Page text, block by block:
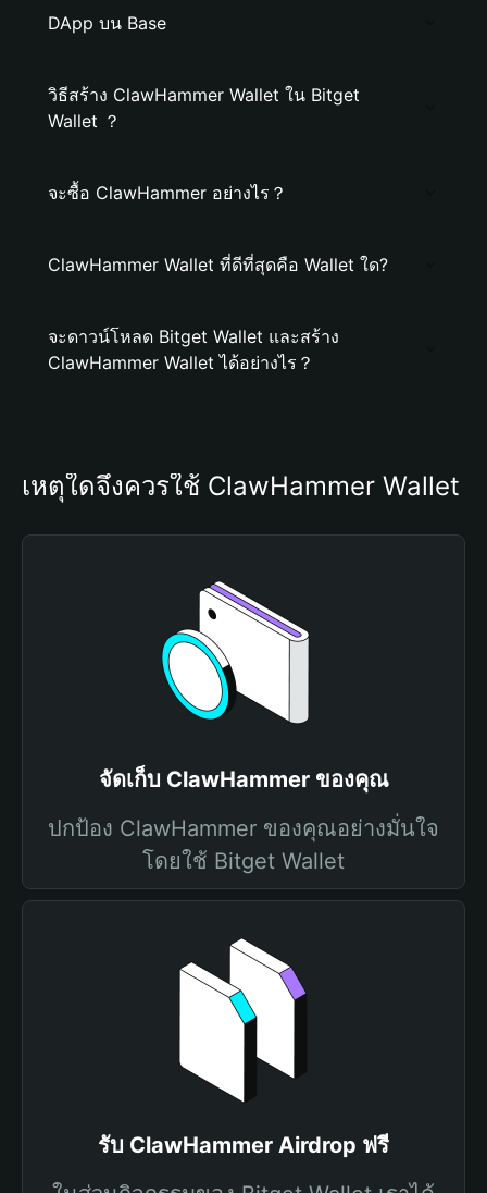
DApp บน Base
วิธีสร้าง ClawHammer Wallet ใน Bitget
Wallet ？
จะซื้อ ClawHammer อย่างไร？
ClawHammer Wallet ที่ดีที่สุดคือ Wallet ใด?
จะดาวน์โหลด Bitget Wallet และสร้าง
ClawHammer Wallet ได้อย่างไร？
เหตุใดจึงควรใช้ ClawHammer Wallet
จัดเก็บ ClawHammer ของคุณ
ปกป้อง ClawHammer ของคุณอย่างมั่นใจ
โดยใช้ Bitget Wallet
รับ ClawHammer Airdrop ฟรี